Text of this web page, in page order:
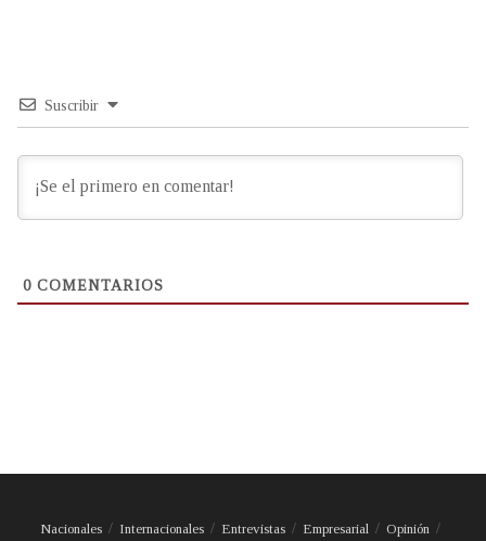
Suscribir
0 COMENTARIOS
Nacionales Internacionales Entrevistas Empresarial Opinión